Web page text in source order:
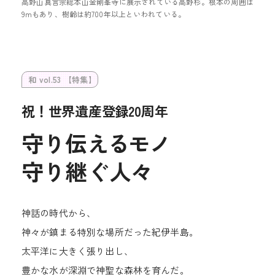
9mもあり、樹齢は約700年以上といわれている。
和 vol.53 【特集】
祝！世界遺産登録20周年
守り伝えるモノ
守り継ぐ人々
神話の時代から、
神々が鎮まる特別な場所だった紀伊半島。
太平洋に大きく張り出し、
豊かな水が深淵で神聖な森林を育んだ。